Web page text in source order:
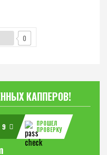
0
КАППЕРОВ!
9
ПРОШЕЛ
ПРОВЕРКУ